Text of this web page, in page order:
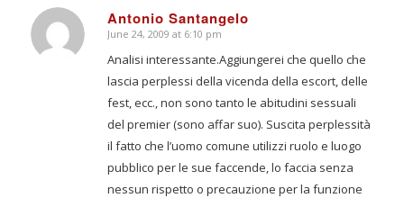
Antonio Santangelo
says:
June 24, 2009 at 6:10 pm
Analisi interessante.Aggiungerei che quello che
lascia perplessi della vicenda della escort, delle
fest, ecc., non sono tanto le abitudini sessuali
del premier (sono affar suo). Suscita perplessità
il fatto che l’uomo comune utilizzi ruolo e luogo
pubblico per le sue faccende, lo faccia senza
nessun rispetto o precauzione per la funzione